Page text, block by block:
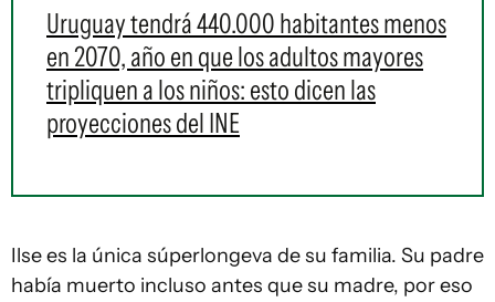
Uruguay tendrá 440.000 habitantes menos
en 2070, año en que los adultos mayores
tripliquen a los niños: esto dicen las
proyecciones del INE
Ilse es la única súperlongeva de su familia. Su padre
había muerto incluso antes que su madre, por eso